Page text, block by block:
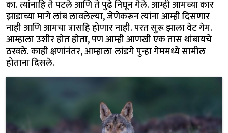
का. त्यांनाहि ते पटले आणि ते पुढे निघून गेले. आम्ही आमच्या कार
झाडाच्या मागे लांब लावलेल्या, जेणेकरून त्यांना आम्ही दिसणार
नाही आणि आमचा त्रासहि होणार नाही. परत सुरू झाला वेट गेम.
आम्हाला उशीर होत होता, पण आम्ही आणखी एक तास थांबायचे
ठरवले. काही क्षणांनंतर, आम्हाला लांडगे पुन्हा गेममध्ये सामील
होताना दिसले.